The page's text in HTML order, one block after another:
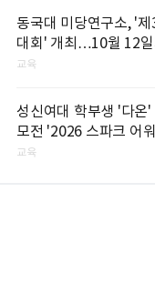
동국대 미당연구소, '제
대회' 개최…10월 12일
교육
성신여대 학부생 '다온'
모전 '2026 스파크 어
교육